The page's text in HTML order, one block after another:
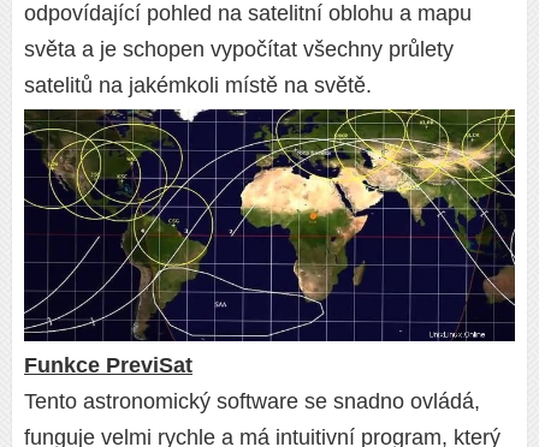
odpovídající pohled na satelitní oblohu a mapu
světa a je schopen vypočítat všechny průlety
satelitů na jakémkoli místě na světě.
Funkce PreviSat
Tento astronomický software se snadno ovládá,
funguje velmi rychle a má intuitivní program, který